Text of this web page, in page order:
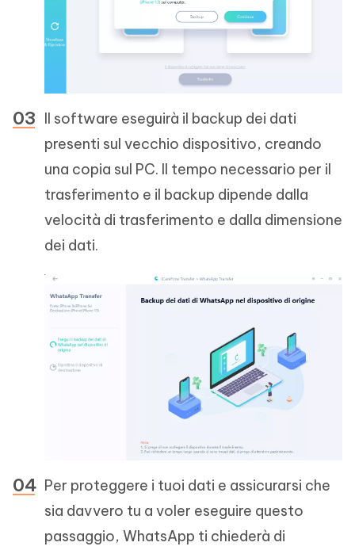
Il software eseguirà il backup dei dati
presenti sul vecchio dispositivo, creando
una copia sul PC. Il tempo necessario per il
trasferimento e il backup dipende dalla
velocità di trasferimento e dalla dimensione
dei dati.
Per proteggere i tuoi dati e assicurarsi che
sia davvero tu a voler eseguire questo
passaggio, WhatsApp ti chiederà di